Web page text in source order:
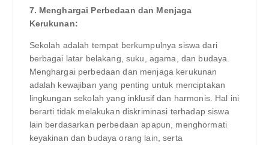
7. Menghargai Perbedaan dan Menjaga
Kerukunan:
Sekolah adalah tempat berkumpulnya siswa dari
berbagai latar belakang, suku, agama, dan budaya.
Menghargai perbedaan dan menjaga kerukunan
adalah kewajiban yang penting untuk menciptakan
lingkungan sekolah yang inklusif dan harmonis. Hal ini
berarti tidak melakukan diskriminasi terhadap siswa
lain berdasarkan perbedaan apapun, menghormati
keyakinan dan budaya orang lain, serta